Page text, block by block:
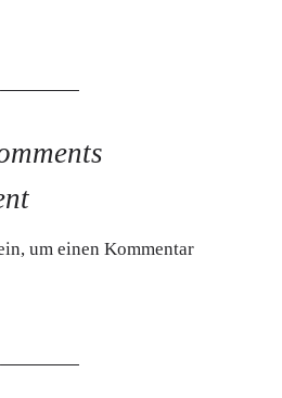
um einen Kommentar